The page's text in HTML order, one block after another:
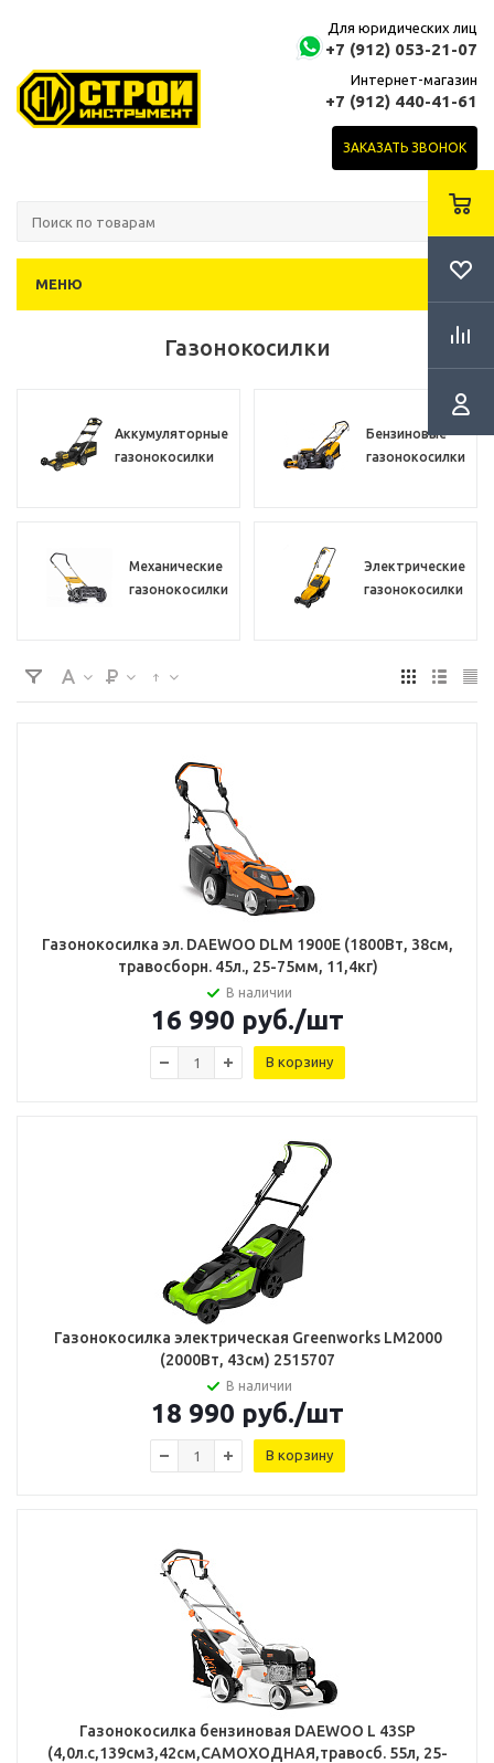
Для юридических лиц
+7 (912) 053-21-07
Интернет-магазин
+7 (912) 440-41-61
ЗАКАЗАТЬ ЗВОНОК
МЕНЮ
Газонокосилки
Аккумуляторные
газонокосилки
Бензиновые
газонокосилки
Механические
газонокосилки
Электрические
газонокосилки
Газонокосилка эл. DAEWOO DLM 1900E (1800Вт, 38см,
травосборн. 45л., 25-75мм, 11,4кг)
В наличии
16 990 руб./шт
В корзину
Газонокосилка электрическая Greenworks LM2000
(2000Вт, 43см) 2515707
В наличии
18 990 руб./шт
В корзину
Газонокосилка бензиновая DAEWOO L 43SP
(4,0л.с,139см3,42см,САМОХОДНАЯ,травосб. 55л, 25-